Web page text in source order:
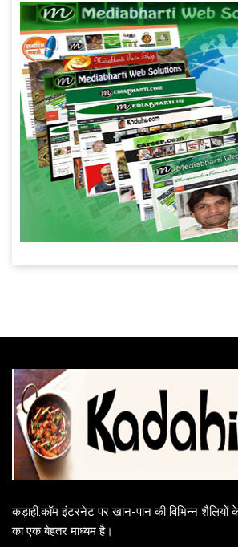
कड़ाही.कॉम इंटरनेट पर खान-पान की विभिन्न शैलियों
का एक बेहतर माध्यम है।